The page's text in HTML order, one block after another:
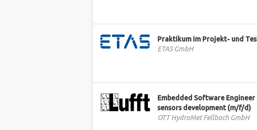
Praktikum im Projekt- und
ETAS GmbH
Embedded Software
sensors development (m/f/d)
OTT HydroMet Fellbach GmbH